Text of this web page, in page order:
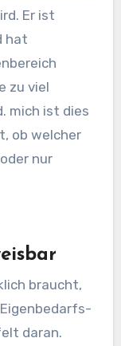
Er ist
hat
zu viel
mich ist dies
ob welcher
nur
braucht,
daran.